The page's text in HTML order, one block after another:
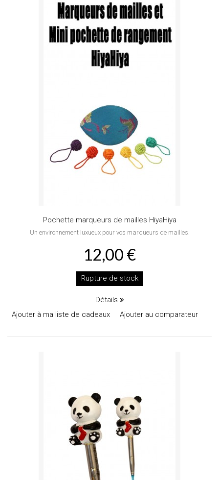
Pochette marqueurs de mailles HiyaHiya
Un environnement luxueux pour vos marqueurs de mailles.
12,00 €
Rupture de stock
Détails
Ajouter à ma liste de cadeaux
Ajouter au comparateur